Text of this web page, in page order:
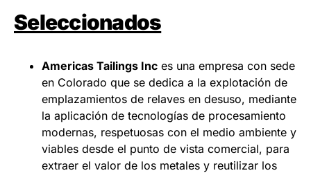
Seleccionados
Americas Tailings Inc es una empresa con sede
en Colorado que se dedica a la explotación de
emplazamientos de relaves en desuso, mediante
la aplicación de tecnologías de procesamiento
modernas, respetuosas con el medio ambiente y
viables desde el punto de vista comercial, para
extraer el valor de los metales y reutilizar los